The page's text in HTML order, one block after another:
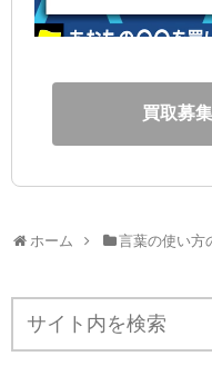
買取募
ホーム 言葉の使い方